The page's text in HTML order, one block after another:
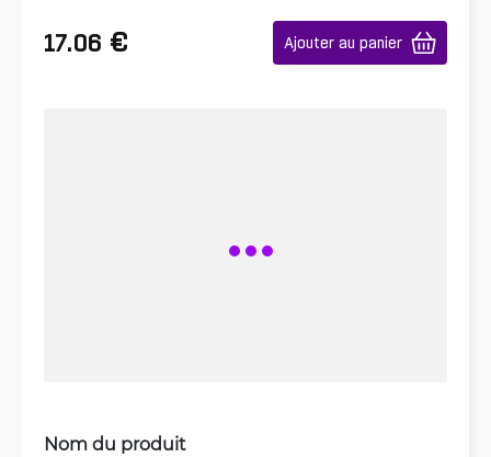
17.06 € Ajouter au panier
Nom du produit